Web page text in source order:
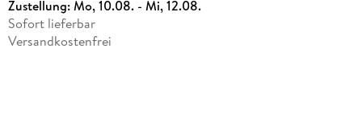
Zustellung:Mo, 10.08. - Mi, 12.08.
Sofort lieferbar
Versandkostenfrei